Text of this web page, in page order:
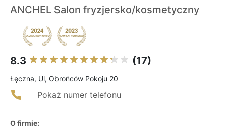
ANCHEL Salon fryzjersko/kosmetyczny
8.3 (17)
Łęczna, Ul, Obrońców Pokoju 20
Pokaż numer telefonu
O firmie: